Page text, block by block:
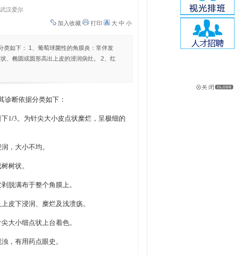
汉爱尔
加入收藏
打印 大 中 小
类如下： 1、葡萄球菌性的角膜炎：常伴发
、椭圆或圆形高出上皮的浸润病灶。 2、红
断依据分类如下：
3。为针尖大小皮点状糜烂，呈极细的
，大小不均。
树状。
满布于整个角膜上。
下浸润、糜烂及浅溃疡。
小细点状上台着色。
，有用药点眼史。